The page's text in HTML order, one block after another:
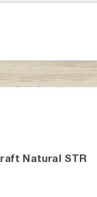
Natural STR